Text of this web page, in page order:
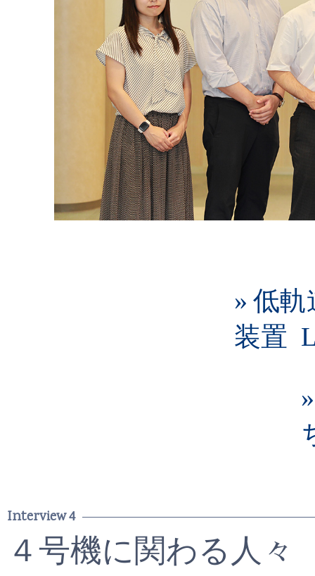
» 低
装置
Interview 4
４号機に関わる人々